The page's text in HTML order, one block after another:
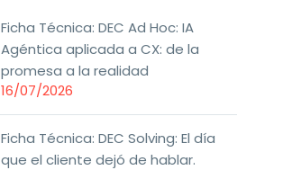
Ficha Técnica: DEC Ad Hoc: IA
Agéntica aplicada a CX: de la
promesa a la realidad
16/07/2026
Ficha Técnica: DEC Solving: El día
que el cliente dejó de hablar.